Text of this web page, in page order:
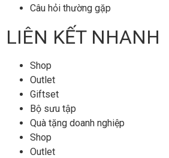
Câu hỏi thường gặp
LIÊN KẾT NHANH
Shop
Outlet
Giftset
Bộ sưu tập
Quà tặng doanh nghiệp
Shop
Outlet